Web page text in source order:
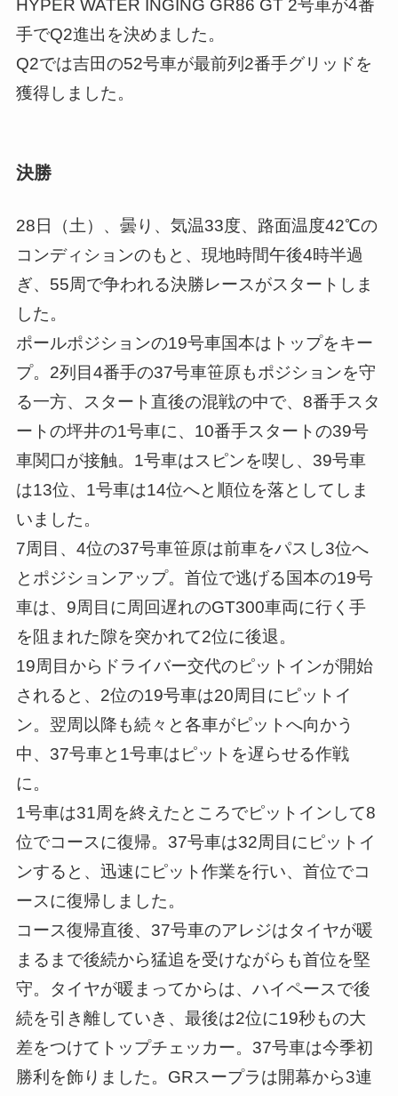
HYPER WATER INGING GR86 GT 2号車が4番
手でQ2進出を決めました。
Q2では吉田の52号車が最前列2番手グリッドを
獲得しました。
決勝
28日（土）、曇り、気温33度、路面温度42℃の
コンディションのもと、現地時間午後4時半過
ぎ、55周で争われる決勝レースがスタートしま
した。
ポールポジションの19号車国本はトップをキー
プ。2列目4番手の37号車笹原もポジションを守
る一方、スタート直後の混戦の中で、8番手スタ
ートの坪井の1号車に、10番手スタートの39号
車関口が接触。1号車はスピンを喫し、39号車
は13位、1号車は14位へと順位を落としてしま
いました。
7周目、4位の37号車笹原は前車をパスし3位へ
とポジションアップ。首位で逃げる国本の19号
車は、9周目に周回遅れのGT300車両に行く手
を阻まれた隙を突かれて2位に後退。
19周目からドライバー交代のピットインが開始
されると、2位の19号車は20周目にピットイ
ン。翌周以降も続々と各車がピットへ向かう
中、37号車と1号車はピットを遅らせる作戦
に。
1号車は31周を終えたところでピットインして8
位でコースに復帰。37号車は32周目にピットイ
ンすると、迅速にピット作業を行い、首位でコ
ースに復帰しました。
コース復帰直後、37号車のアレジはタイヤが暖
まるまで後続から猛追を受けながらも首位を堅
守。タイヤが暖まってからは、ハイペースで後
続を引き離していき、最後は2位に19秒もの大
差をつけてトップチェッカー。37号車は今季初
勝利を飾りました。GRスープラは開幕から3連